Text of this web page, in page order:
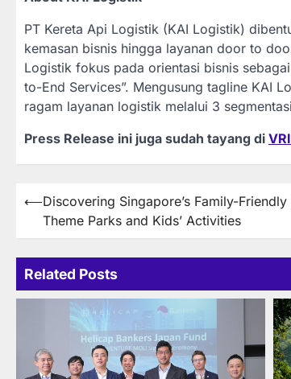
PT Kereta Api Logistik (KAI Logistik)
kemasan bisnis hingga layanan door to
Logistik fokus pada orientasi bisnis
to-End Services”. Mengusung tagline KAI
ragam layanan logistik melalui 3
Press Release ini juga sudah tayang di
Post
navigation
⟵Discovering Singapore’s Family-
Theme Parks and Kids’ Activities
Related Posts